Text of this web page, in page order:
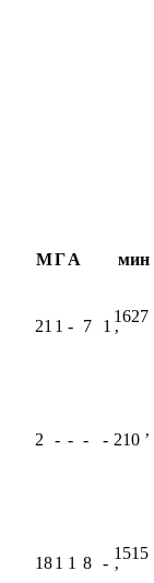
МГА мин
21 1 - 7 1
1627
ʼ
2 - - - - 210 ʼ
181 1 8 -
1515
ʼ